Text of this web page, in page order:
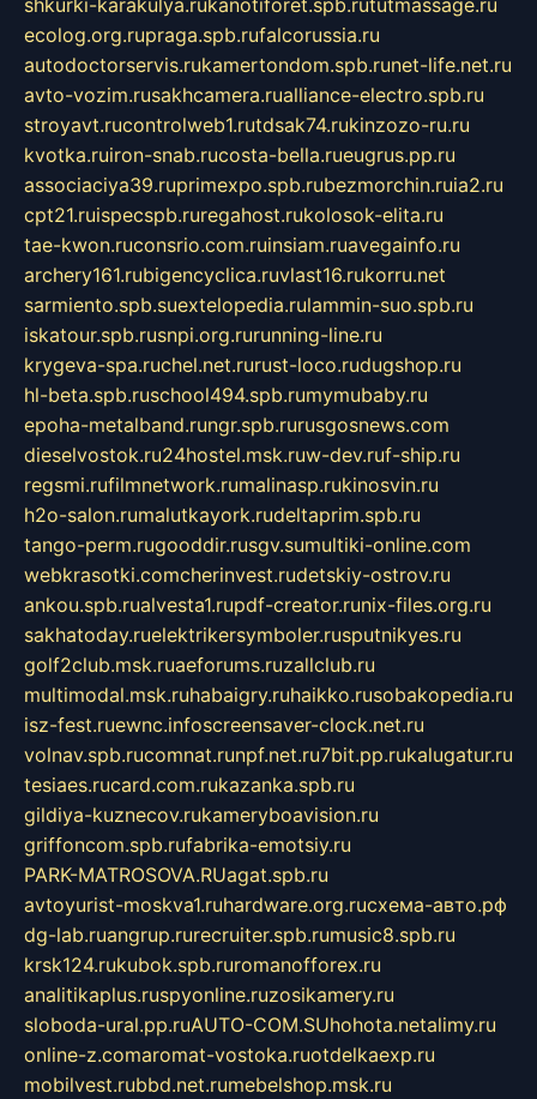
shkurki-karakulya.rukanotiforet.spb.rututmassage.ru
ecolog.org.rupraga.spb.rufalcorussia.ru
autodoctorservis.rukamertondom.spb.runet-life.net.ru
avto-vozim.rusakhcamera.rualliance-electro.spb.ru
stroyavt.rucontrolweb1.rutdsak74.rukinzozo-ru.ru
kvotka.ruiron-snab.rucosta-bella.rueugrus.pp.ru
associaciya39.ruprimexpo.spb.rubezmorchin.ruia2.ru
cpt21.ruispecspb.ruregahost.rukolosok-elita.ru
tae-kwon.ruconsrio.com.ruinsiam.ruavegainfo.ru
archery161.rubigencyclica.ruvlast16.rukorru.net
sarmiento.spb.suextelopedia.rulammin-suo.spb.ru
iskatour.spb.rusnpi.org.rurunning-line.ru
krygeva-spa.ruchel.net.rurust-loco.rudugshop.ru
hl-beta.spb.ruschool494.spb.rumymubaby.ru
epoha-metalband.rungr.spb.rurusgosnews.com
dieselvostok.ru24hostel.msk.ruw-dev.ruf-ship.ru
regsmi.rufilmnetwork.rumalinasp.rukinosvin.ru
h2o-salon.rumalutkayork.rudeltaprim.spb.ru
tango-perm.rugooddir.rusgv.sumultiki-online.com
webkrasotki.comcherinvest.rudetskiy-ostrov.ru
ankou.spb.rualvesta1.rupdf-creator.runix-files.org.ru
sakhatoday.ruelektrikersymboler.rusputnikyes.ru
golf2club.msk.ruaeforums.ruzallclub.ru
multimodal.msk.ruhabaigry.ruhaikko.rusobakopedia.ru
isz-fest.ruewnc.infoscreensaver-clock.net.ru
volnav.spb.rucomnat.runpf.net.ru7bit.pp.rukalugatur.ru
tesiaes.rucard.com.rukazanka.spb.ru
gildiya-kuznecov.rukameryboavision.ru
griffoncom.spb.rufabrika-emotsiy.ru
PARK-MATROSOVA.RUagat.spb.ru
avtoyurist-moskva1.ruhardware.org.ruсхема-авто.рф
dg-lab.ruangrup.rurecruiter.spb.rumusic8.spb.ru
krsk124.rukubok.spb.ruromanofforex.ru
analitikaplus.ruspyonline.ruzosikamery.ru
sloboda-ural.pp.ruAUTO-COM.SUhohota.netalimy.ru
online-z.comaromat-vostoka.ruotdelkaexp.ru
mobilvest.rubbd.net.rumebelshop.msk.ru